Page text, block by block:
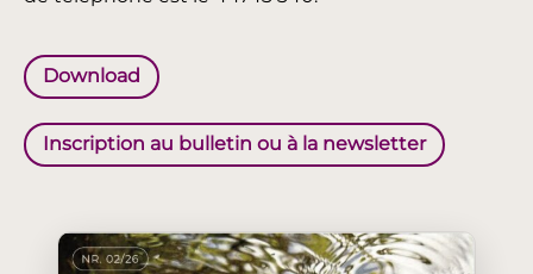
Download
Inscription au bulletin ou à la newsletter